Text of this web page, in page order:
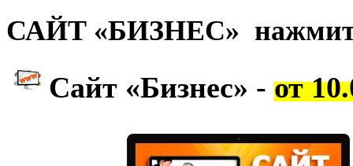
САЙТ «БИЗНЕС»
Сайт «Бизнес» - от